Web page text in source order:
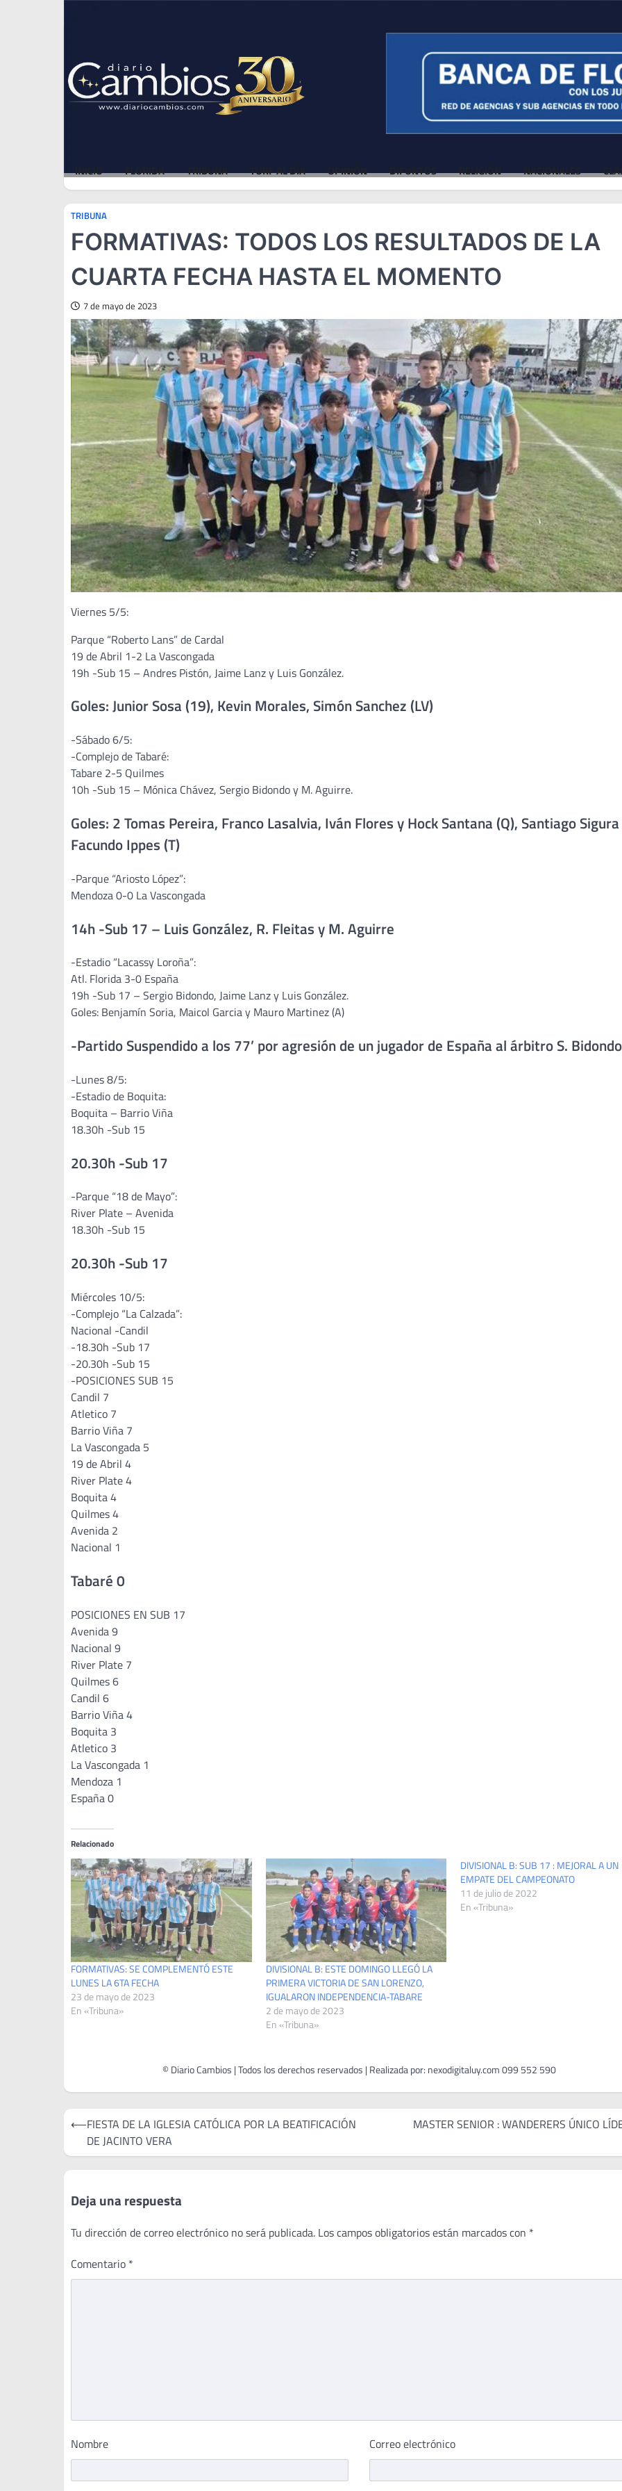
INICIO FLORIDA TRIBUNA TURF AL DÍA OPINIÓN DIFUNTOS RELIGIÓN NACIONALES
TRIBUNA
FORMATIVAS: TODOS LOS RESULTADOS DE LA
CUARTA FECHA HASTA EL MOMENTO
7 de mayo de 2023
Viernes 5/5:
Parque “Roberto Lans” de Cardal
19 de Abril 1-2 La Vascongada
19h -Sub 15 – Andres Pistón, Jaime Lanz y Luis González.
Goles: Junior Sosa (19), Kevin Morales, Simón Sanchez (LV)
-Sábado 6/5:
-Complejo de Tabaré:
Tabare 2-5 Quilmes
10h -Sub 15 – Mónica Chávez, Sergio Bidondo y M. Aguirre.
Goles: 2 Tomas Pereira, Franco Lasalvia, Iván Flores y Hock Santana (Q), Santiago
Facundo Ippes (T)
-Parque “Ariosto López”:
Mendoza 0-0 La Vascongada
14h -Sub 17 – Luis González, R. Fleitas y M. Aguirre
-Estadio “Lacassy Loroña”:
Atl. Florida 3-0 España
19h -Sub 17 – Sergio Bidondo, Jaime Lanz y Luis González.
Goles: Benjamín Soria, Maicol Garcia y Mauro Martinez (A)
-Partido Suspendido a los 77’ por agresión de un jugador de España al árbitro S. Bidondo
-Lunes 8/5:
-Estadio de Boquita:
Boquita – Barrio Viña
18.30h -Sub 15
20.30h -Sub 17
-Parque “18 de Mayo”:
River Plate – Avenida
18.30h -Sub 15
20.30h -Sub 17
Miércoles 10/5:
-Complejo “La Calzada”:
Nacional -Candil
-18.30h -Sub 17
-20.30h -Sub 15
-POSICIONES SUB 15
Candil 7
Atletico 7
Barrio Viña 7
La Vascongada 5
19 de Abril 4
River Plate 4
Boquita 4
Quilmes 4
Avenida 2
Nacional 1
Tabaré 0
POSICIONES EN SUB 17
Avenida 9
Nacional 9
River Plate 7
Quilmes 6
Candil 6
Barrio Viña 4
Boquita 3
Atletico 3
La Vascongada 1
Mendoza 1
España 0
Relacionado
FORMATIVAS: SE COMPLEMENTÓ ESTE
LUNES LA 6TA FECHA
23 de mayo de 2023
En «Tribuna»
DIVISIONAL B: ESTE DOMINGO LLEGÓ LA
PRIMERA VICTORIA DE SAN LORENZO,
IGUALARON INDEPENDENCIA-TABARE
2 de mayo de 2023
En «Tribuna»
DIVISIONAL B: SUB 17 : MEJORAL A UN
EMPATE DEL CAMPEONATO
11 de julio de 2022
En «Tribuna»
Navegación
entradas
⟵FIESTA DE LA IGLESIA CATÓLICA POR LA BEATIFICACIÓN
DE JACINTO VERA
MASTER SENIOR : WANDERERS ÚNICO
Deja una respuesta
Tu dirección de correo electrónico no será publicada. Los campos obligatorios están marcados con *
Comentario *
Nombre Correo electrónico